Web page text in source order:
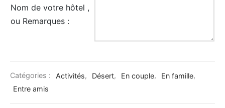
Nom de votre hôtel ,
ou Remarques :
Catégories : Activités, Désert, En couple, En famille,
Entre amis